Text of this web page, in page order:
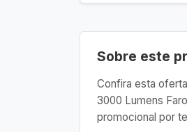
Sobre este
Confira esta
3000 Lumens
promocional por